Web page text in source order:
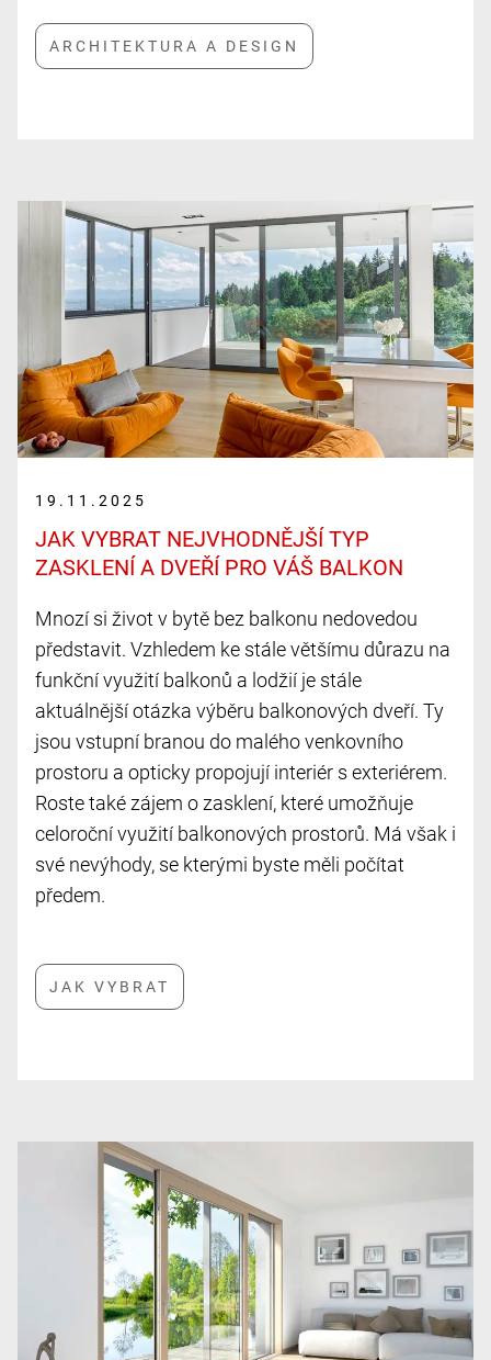
19.11.2025
JAK VYBRAT NEJVHODNĚJŠÍ TYP
ZASKLENÍ A DVEŘÍ PRO VÁŠ BALKON
Mnozí si život v bytě bez balkonu nedovedou
představit. Vzhledem ke stále většímu důrazu na
funkční využití balkonů a lodžií je stále
aktuálnější otázka výběru balkonových dveří. Ty
jsou vstupní branou do malého venkovního
prostoru a opticky propojují interiér s exteriérem.
Roste také zájem o zasklení, které umožňuje
celoroční využití balkonových prostorů. Má však i
své nevýhody, se kterými byste měli počítat
předem.